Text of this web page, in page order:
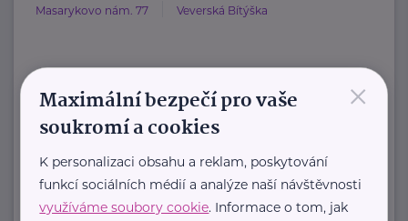
Masarykovo nám. 77 Veverská Bítýška
HARTMANN je odborník na
zdravotnické pomůcky a hygienická
Zaměřuje ...
https://hartmanndirect.com/cs-cz
×
Maximální bezpečí pro vaše
soukromí a cookies
K personalizaci obsahu a reklam, poskytování
funkcí sociálních médií a analýze naší návštěvnosti
využíváme soubory cookie. Informace o tom, jak